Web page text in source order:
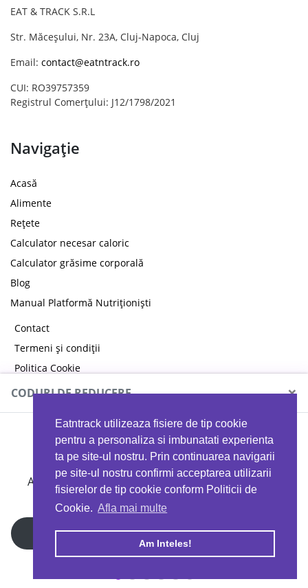
Eatntrack utilizeaza fisiere de tip cookie
pentru a personaliza si imbunatati experienta
ta pe site-ul nostru. Prin continuarea navigarii
pe site-ul nostru confirmi acceptarea utilizarii
fisierelor de tip cookie conform Politicii de
Cookie. Afla mai multe
Am Inteles!
EAT & TRACK S.R.L
Str. Măceșului, Nr. 23A, Cluj-Napoca, Cluj
Email: contact@eatntrack.ro
CUI: RO39757359
Registrul Comerțului: J12/1798/2021
Navigație
Acasă
Alimente
Rețete
Calculator necesar caloric
Calculator grăsime corporală
Blog
Manual Platformă Nutriționiști
Contact
Termeni și condiții
Politica Cookie
Politica de confidențialitate
Copyright © 2026 EAT & TRACK S.R.L
CODURI DE REDUCERE ×
MYPROTEIN
Ai 40%reducere la orice comandă folosind codul
EATTRACK
Profită acum